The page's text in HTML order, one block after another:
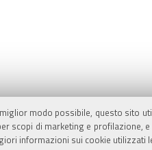
modo possibile, questo sito
scopi di marketing e
informazioni sui cookie utilizzati